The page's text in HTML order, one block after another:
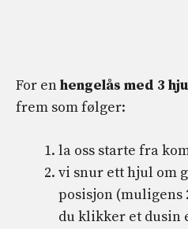
For enhengelås med 3
frem som følger:
la oss starte fra
vi snur ett hjul om
posisjon
du klikker et dusin